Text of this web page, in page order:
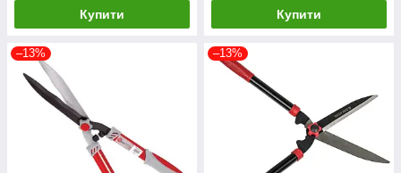
Купити Купити
–13% –13%